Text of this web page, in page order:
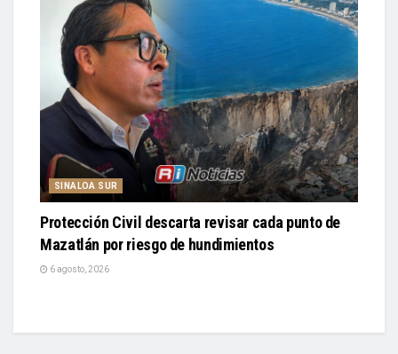
SINALOA SUR
Protección Civil descarta revisar cada punto de
Mazatlán por riesgo de hundimientos
6 agosto, 2026